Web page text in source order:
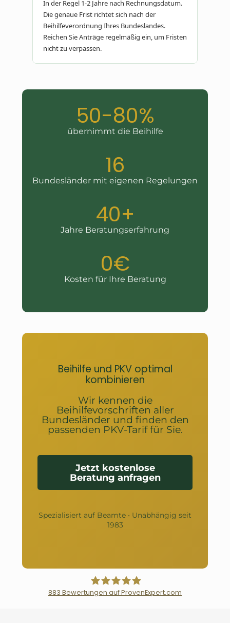
In der Regel 1-2 Jahre nach Rechnungsdatum.
Die genaue Frist richtet sich nach der
Beihilfeverordnung Ihres Bundeslandes.
Reichen Sie Anträge regelmäßig ein, um Fristen
nicht zu verpassen.
50-80%
übernimmt die Beihilfe
16
Bundesländer mit eigenen Regelungen
40+
Jahre Beratungserfahrung
0€
Kosten für Ihre Beratung
Beihilfe und PKV optimal
kombinieren
Wir kennen die
Beihilfevorschriften aller
Bundesländer und finden den
passenden PKV-Tarif für Sie.
Jetzt kostenlose
Beratung anfragen
Spezialisiert auf Beamte • Unabhängig seit
1983
883 Bewertungen auf ProvenExpert.com